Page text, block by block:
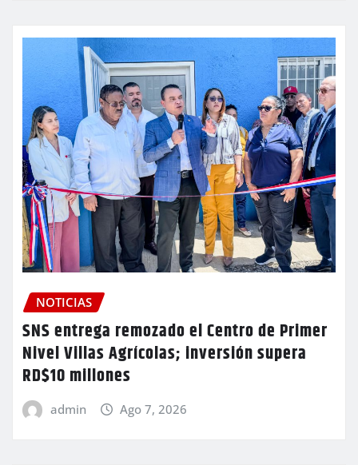
NOTICIAS
SNS entrega remozado el Centro de Primer
Nivel Villas Agrícolas; inversión supera
RD$10 millones
admin Ago 7, 2026